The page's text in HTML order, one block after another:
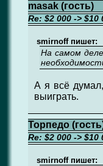
masak (гость)
Re: $2 000 -> $10
smirnoff пишет:
На самом
А я всё
выиграть.
Торпедо
Re: $2 000 -> $10
smirnoff пишет: